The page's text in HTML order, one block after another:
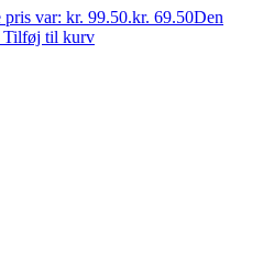
var: kr. 99.50.kr. 69.50Den
Tilføj til kurv